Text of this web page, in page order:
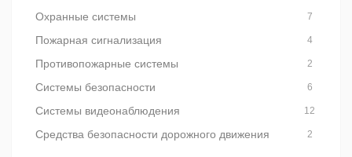
Охранные системы 7
Пожарная сигнализация 4
Противопожарные системы 2
Системы безопасности 6
Системы видеонаблюдения 12
Средства безопасности дорожного движения 2